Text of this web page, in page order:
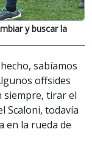
y buscar la
sabíamos
offsides
siempre, tirar el
Scaloni, todavía
en la rueda de